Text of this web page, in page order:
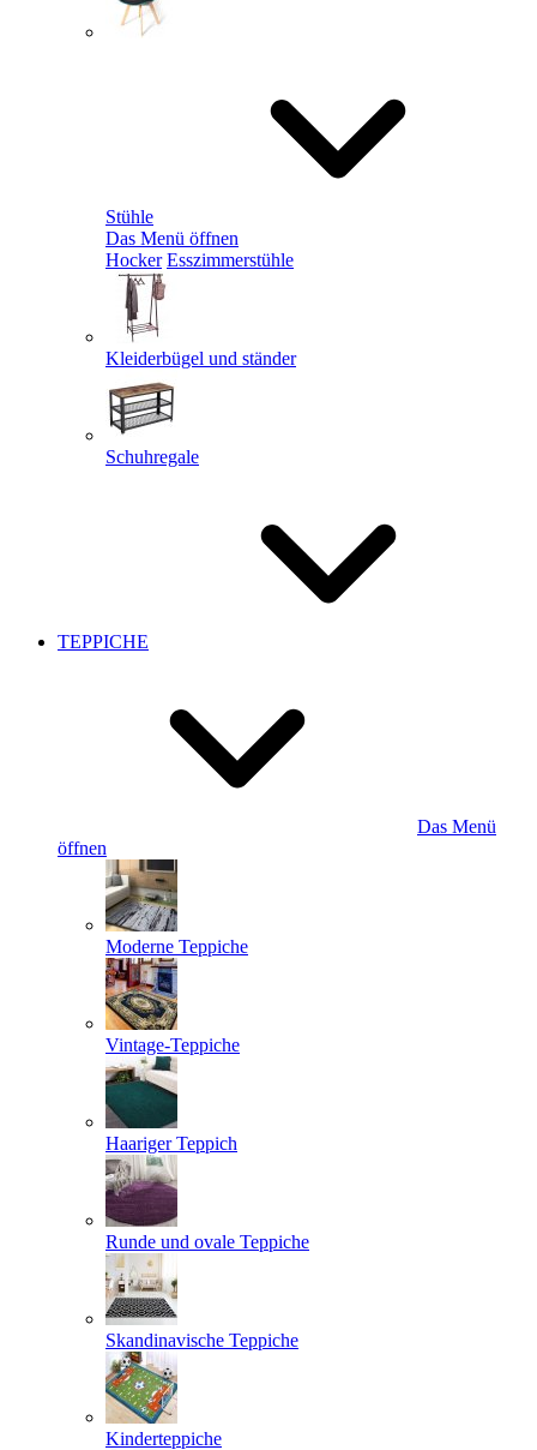
Stühle
Das Menü öffnen
Hocker Esszimmerstühle
Kleiderbügel und ständer
Schuhregale
TEPPICHE
Das Menü
öffnen
Moderne Teppiche
Vintage-Teppiche
Haariger Teppich
Runde und ovale Teppiche
Skandinavische Teppiche
Kinderteppiche